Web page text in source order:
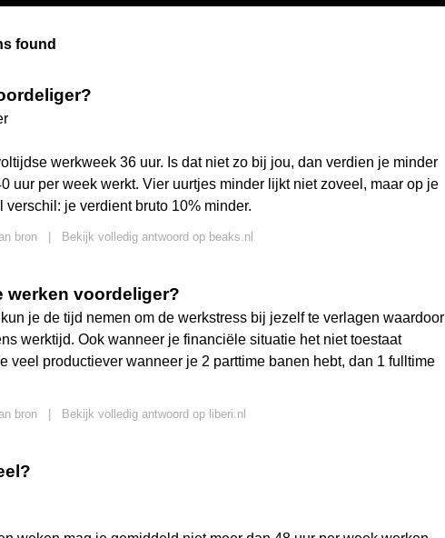
found
werkweek 36 uur. Is dat niet zo bij jou, dan verdien je minder
uur per week werkt. Vier uurtjes minder lijkt niet zoveel, maar op je
verschil: je verdient bruto 10% minder.
bron Bekijk volledig antwoord op beaks.nl
werken voordeliger?
je de tijd nemen om de werkstress bij jezelf te verlagen waardoor
werktijd. Ook wanneer je financiële situatie het niet toestaat
veel productiever wanneer je 2 parttime banen hebt, dan 1 fulltime
bron Bekijk volledig antwoord op liberi.nl